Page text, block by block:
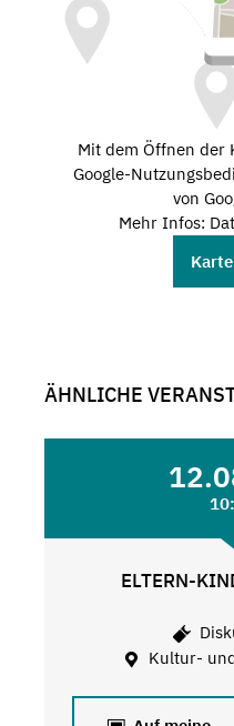
Mit dem Öffnen der
Google-
von
Mehr Infos:
ÄHNLICHE
ELTERN-
Kultur-